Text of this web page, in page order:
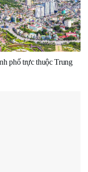
phố trực thuộc Trung